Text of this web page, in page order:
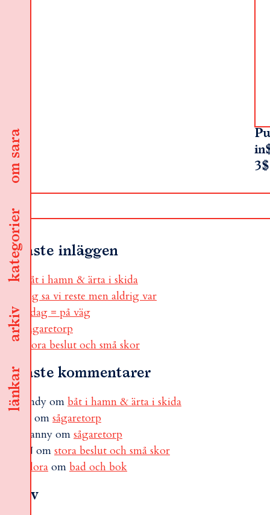
länkar
arkiv
kategorier
om sara
in
Senaste inläggen
båt i hamn & ärta i skida
jag sa vi reste men aldrig var
i dag = på väg
sågaretorp
stora beslut och små skor
Senaste kommentarer
andy om båt i hamn & ärta i skida
om sågaretorp
Fanny om sågaretorp
N om stora beslut och små skor
Flora om bad och bok
Arkiv